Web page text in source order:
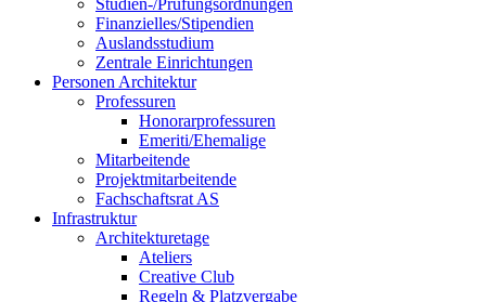
Finanzielles/Stipendien
Auslandsstudium
Zentrale Einrichtungen
Personen Architektur
Professuren
Honorarprofessuren
Emeriti/Ehemalige
Mitarbeitende
Projektmitarbeitende
Fachschaftsrat AS
Infrastruktur
Architekturetage
Ateliers
Creative Club
Regeln & Platzvergabe